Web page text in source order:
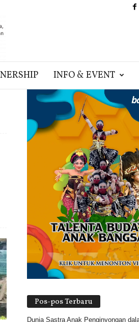
INFO & EVENT
Pos-pos Terbaru
Dunia Sastra Anak Penginyongan